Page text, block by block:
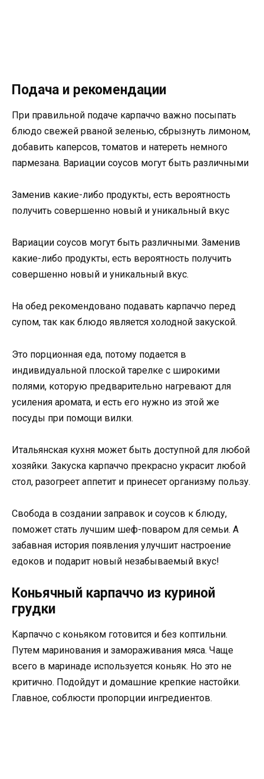
Подача и рекомендации
При правильной подаче карпаччо важно посыпать
блюдо свежей рваной зеленью, сбрызнуть лимоном,
добавить каперсов, томатов и натереть немного
пармезана. Вариации соусов могут быть различными
Заменив какие-либо продукты, есть вероятность
получить совершенно новый и уникальный вкус
Вариации соусов могут быть различными. Заменив
какие-либо продукты, есть вероятность получить
совершенно новый и уникальный вкус.
На обед рекомендовано подавать карпаччо перед
супом, так как блюдо является холодной закуской.
Это порционная еда, потому подается в
индивидуальной плоской тарелке с широкими
полями, которую предварительно нагревают для
усиления аромата, и есть его нужно из этой же
посуды при помощи вилки.
Итальянская кухня может быть доступной для любой
хозяйки. Закуска карпаччо прекрасно украсит любой
стол, разогреет аппетит и принесет организму пользу.
Свобода в создании заправок и соусов к блюду,
поможет стать лучшим шеф-поваром для семьи. А
забавная история появления улучшит настроение
едоков и подарит новый незабываемый вкус!
Коньячный карпаччо из куриной
грудки
Карпаччо с коньяком готовится и без коптильни.
Путем маринования и замораживания мяса. Чаще
всего в маринаде используется коньяк. Но это не
критично. Подойдут и домашние крепкие настойки.
Главное, соблюсти пропорции ингредиентов.